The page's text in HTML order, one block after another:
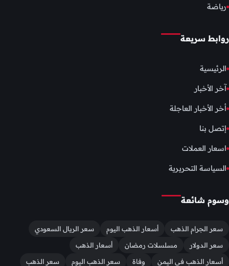
رياضة
روابط سريعة
الرئيسية
آخر الأخبار
أخر الأخبار العاجلة
إتصل بنا
اسعار العملات
السياسة التحريرية
وسوم شائعة
سعر الجرام الذهب أسعار الذهب اليوم
سعر الريال السعودي
سعر الدولار
مسلسلات رمضان
أسعار الذهب
أسعار الذهب في اليمن
وفاة سعر الذهب اليوم سعر الذهب